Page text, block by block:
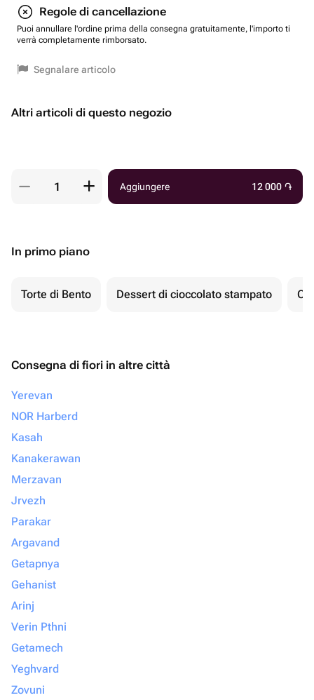
Regole di cancellazione
Puoi annullare l'ordine prima della consegna gratuitamente, l'importo ti
verrà completamente rimborsato.
Segnalare articolo
Altri articoli di questo negozio
Aggiungere 12 000 ֏
In primo piano
Torte di Bento Dessert di cioccolato stampato
Consegna di fiori in altre città
Yerevan
NOR Harberd
Kasah
Kanakerawan
Merzavan
Jrvezh
Parakar
Argavand
Getapnya
Gehanist
Arinj
Verin Pthni
Getamech
Yeghvard
Zovuni